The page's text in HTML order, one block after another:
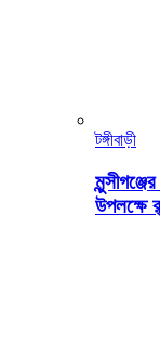
টঙ্গীবাড়ী
উপলক্ষে